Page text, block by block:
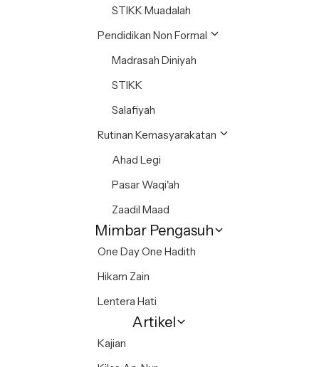
STIKK Muadalah
Pendidikan Non Formal
Madrasah Diniyah
STIKK
Salafiyah
Rutinan Kemasyarakatan
Ahad Legi
Pasar Waqi'ah
Zaadil Maad
Mimbar Pengasuh
One Day One Hadith
Hikam Zain
Lentera Hati
Artikel
Kajian